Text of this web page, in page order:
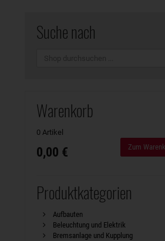
Suche nach
Warenkorb
0 Artikel
0,00 € Zum
Produktkategorien
Aufbauten
Beleuchtung und Elektrik
Bremsanlage und Kupplung